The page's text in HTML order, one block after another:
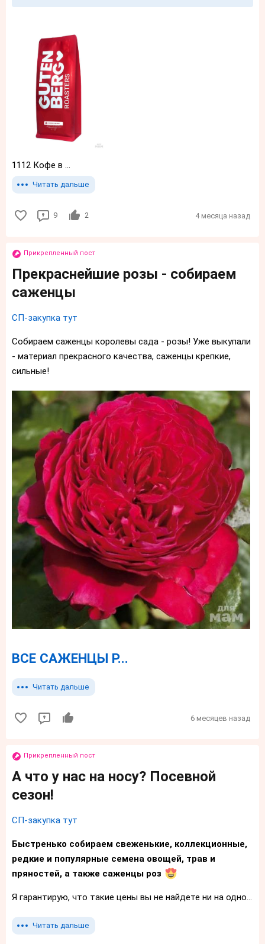
1112 Кофе в ...
Читать дальше
9 2 4 месяца назад
Прикрепленный пост
Прекраснейшие розы - собираем
саженцы
СП-закупка тут
Собираем саженцы королевы сада - розы! Уже выкупали
- материал прекрасного качества, саженцы крепкие,
сильные!
ВСЕ САЖЕНЦЫ Р...
Читать дальше
6 месяцев назад
Прикрепленный пост
А что у нас на носу? Посевной
сезон!
СП-закупка тут
Быстренько собираем свеженькие, коллекционные,
редкие и популярные семена овощей, трав и
пряностей, а также саженцы роз
Я гарантирую, что такие цены вы не найдете ни на одно...
Читать дальше